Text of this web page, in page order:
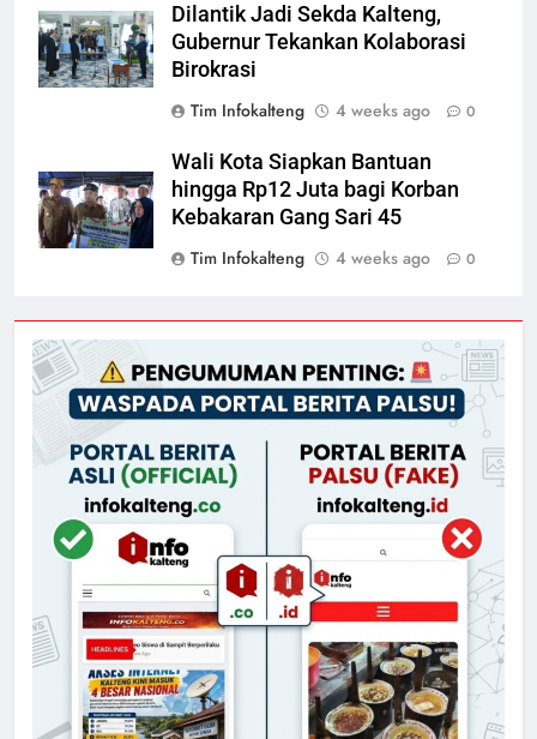
Dilantik Jadi Sekda Kalteng,
Gubernur Tekankan Kolaborasi
Birokrasi
Tim Infokalteng
4 weeks ago 0
Wali Kota Siapkan Bantuan
hingga Rp12 Juta bagi Korban
Kebakaran Gang Sari 45
Tim Infokalteng
4 weeks ago 0